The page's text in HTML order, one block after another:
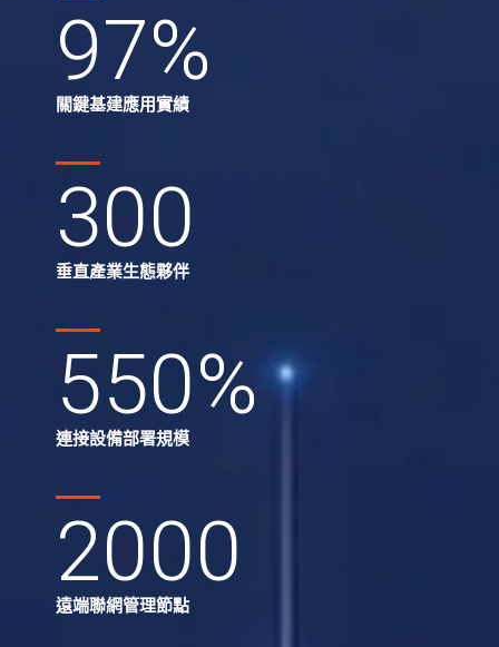
97%
關鍵基建應用實績
300
垂直產業生態夥伴
550%
連接設備部署規模
2000
遠端聯網管理節點